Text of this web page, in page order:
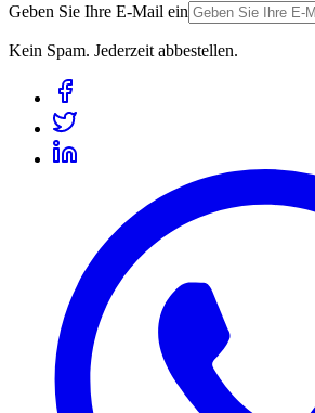
Geben Sie Ihre E-Mail ein
Kein Spam. Jederzeit abbestellen.